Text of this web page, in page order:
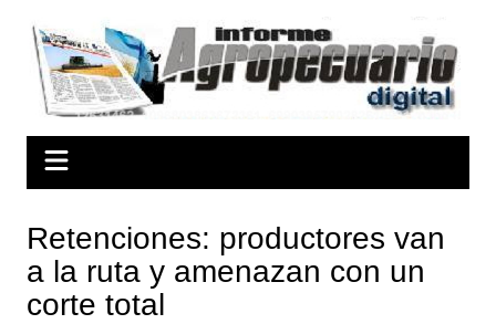
contenido
Retenciones: productores van
a la ruta y amenazan con un
corte total